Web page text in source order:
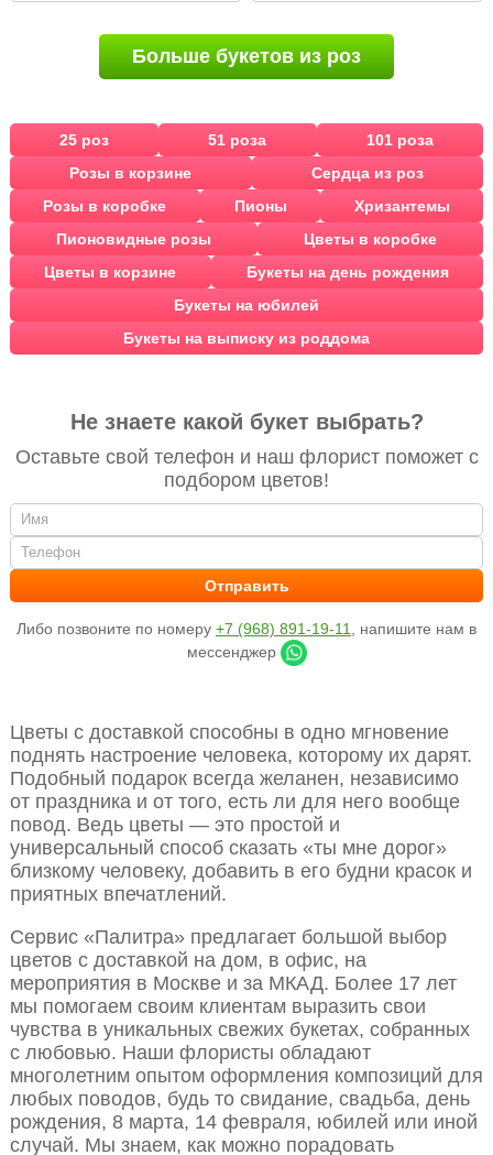
Больше букетов из роз
25 роз 51 роза
101 роза
Розы в корзине
Сердца из роз
Розы в коробке
Пионы
Хризантемы
Пионовидные розы
Цветы в коробке
Цветы в корзине
Букеты на день рождения
Букеты на юбилей
Букеты на выписку из роддома
Не знаете какой букет выбрать?
Оставьте свой телефон и наш флорист поможет с
подбором цветов!
Либо позвоните по номеру +7 (968) 891-19-11
, напишите нам в
мессенджер
Цветы с доставкой способны в одно мгновение
поднять настроение человека, которому их дарят.
Подобный подарок всегда желанен, независимо
от праздника и от того, есть ли для него вообще
повод. Ведь цветы — это простой и
универсальный способ сказать «ты мне дорог»
близкому человеку, добавить в его будни красок и
приятных впечатлений.
Сервис «Палитра» предлагает большой выбор
цветов с доставкой на дом, в офис, на
мероприятия в Москве и за МКАД. Более 17 лет
мы помогаем своим клиентам выразить свои
чувства в уникальных свежих букетах, собранных
с любовью. Наши флористы обладают
многолетним опытом оформления композиций для
любых поводов, будь то свидание, свадьба, день
рождения, 8 марта, 14 февраля, юбилей или иной
случай. Мы знаем, как можно порадовать